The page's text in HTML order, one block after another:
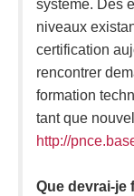
système. Des
niveaux
certification
rencontrer
formation
tant que
http://
Que devrai-je